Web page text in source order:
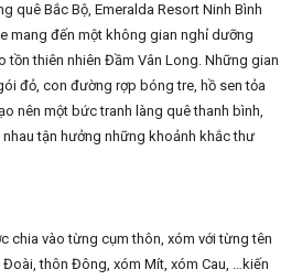
quê Bắc Bộ, Emeralda Resort Ninh Bình
mang đến một không gian nghỉ dưỡng
tồn thiên nhiên Đầm Vân Long. Những gian
đỏ, con đường rợp bóng tre, hồ sen tỏa
nên một bức tranh làng quê thanh bình,
tận hưởng những khoảnh khắc thư
chia vào từng cụm thôn, xóm với từng tên
thôn Đông, xóm Mít, xóm Cau, …kiến